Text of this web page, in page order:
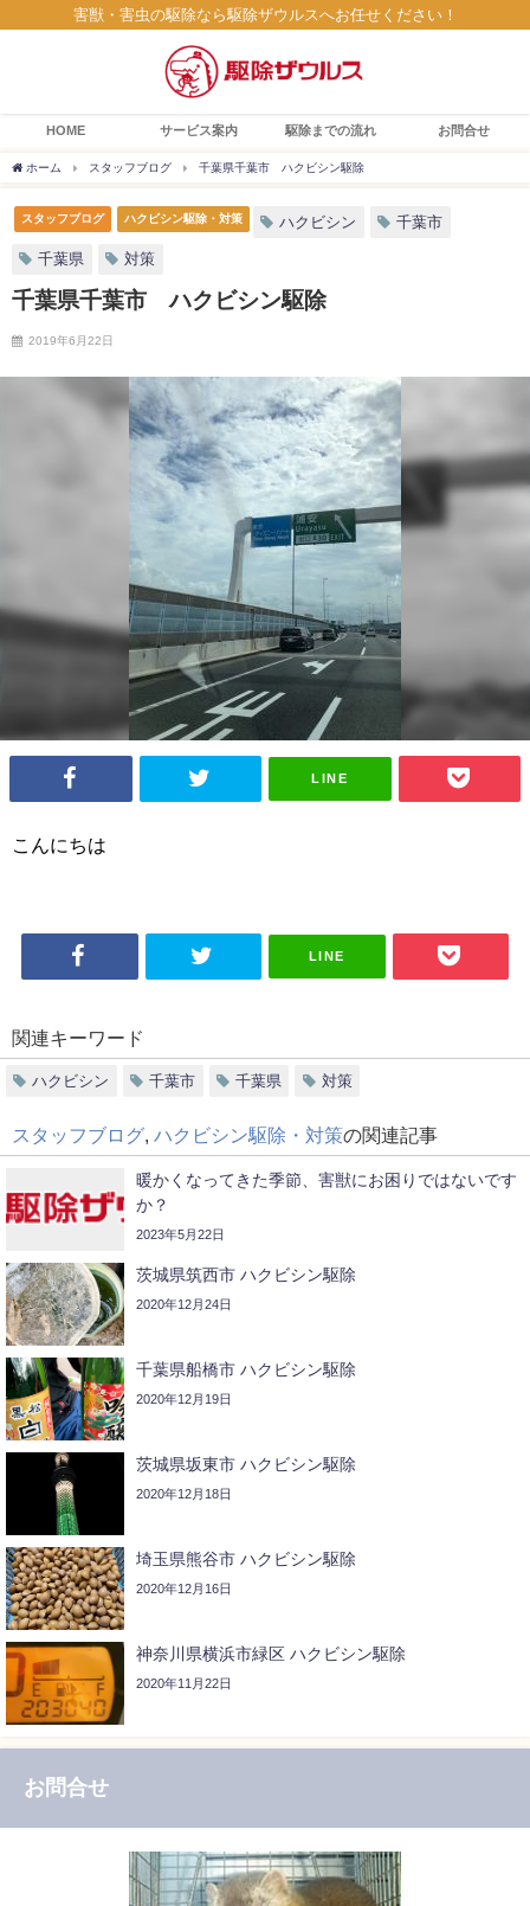
害獣・害虫の駆除なら駆除ザウルスへお任せください！
HOME サービス案内 駆除までの流れ お問合せ
ホーム スタッフブログ 千葉県千葉市 ハクビシン駆除
スタッフブログ ハクビシン駆除・対策 ハクビシン 千葉市
千葉県 対策
千葉県千葉市 ハクビシン駆除
2019年6月22日
LINE
こんにちは
LINE
関連キーワード
ハクビシン 千葉市 千葉県 対策
スタッフブログ ハクビシン駆除・対策の関連記事
暖かくなってきた季節、害獣にお困りではないです
か？
2023年5月22日
茨城県筑西市 ハクビシン駆除
2020年12月24日
千葉県船橋市 ハクビシン駆除
2020年12月19日
茨城県坂東市 ハクビシン駆除
2020年12月18日
埼玉県熊谷市 ハクビシン駆除
2020年12月16日
神奈川県横浜市緑区 ハクビシン駆除
2020年11月22日
お問合せ